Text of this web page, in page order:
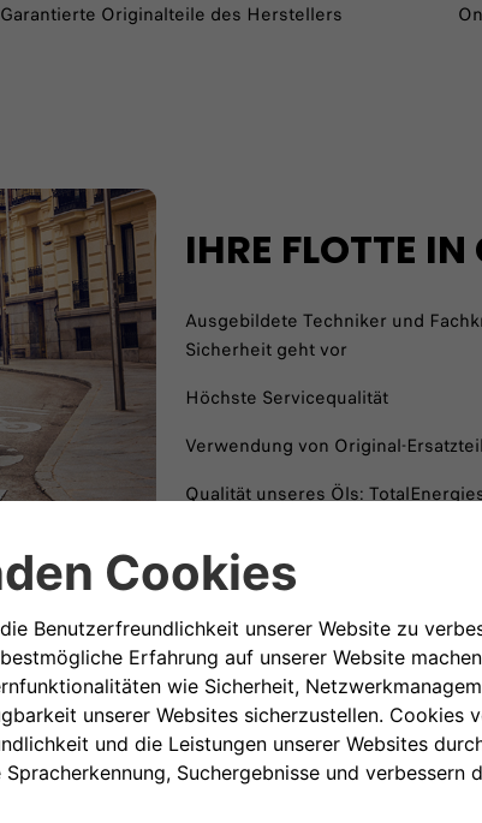
Garantierte Originalteile des Herstellers
IHRE FLOTTE
Ausgebildete Techniker und
Sicherheit geht vor
Höchste Servicequalität
Verwendung von Original-
Qualität unseres Öls: